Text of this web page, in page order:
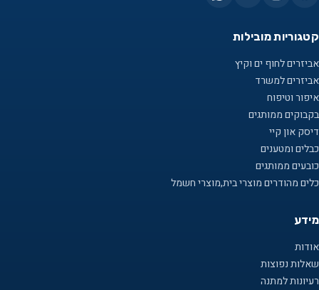
קטגוריות מובילות
אביזרים לחוף ים וקיץ
אביזרים למשרד
איפור וטיפוח
בקבוקים ממותגים
דיסק און קיי
כבלים ומטענים
כובעים ממותגים
כלים מהודרים מוצרי בית,מוצרי חשמל
מידע
אודות
שאלות נפוצות
רעיונות למתנה